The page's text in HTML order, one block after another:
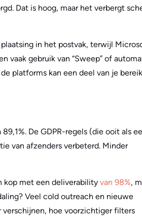
Dat is hoog, maar het verbergt
plaatsing in het postvak, terwijl
vaak gebruik van “Sweep” of
platforms kan een deel van je bereik
De GDPR-regels (die ooit als
van afzenders verbeterd. Minder
kop met een deliverability van 98%,
Veel cold outreach en nieuwe
hoe voorzichtiger filters